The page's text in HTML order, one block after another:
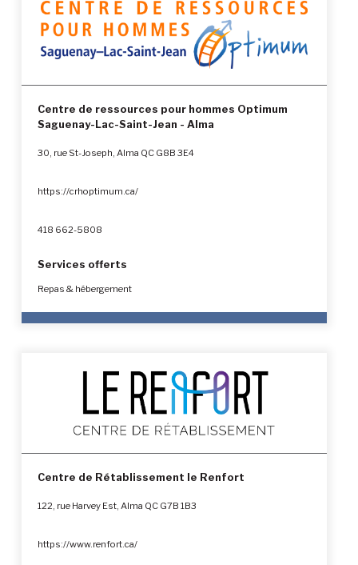
Centre de ressources pour hommes Optimum
Saguenay-Lac-Saint-Jean - Alma
30, rue St-Joseph, Alma QC G8B 3E4
https://crhoptimum.ca/
418 662-5808
Services offerts
Repas & hébergement
Centre de Rétablissement le Renfort
122, rue Harvey Est, Alma QC G7B 1B3
https://www.renfort.ca/